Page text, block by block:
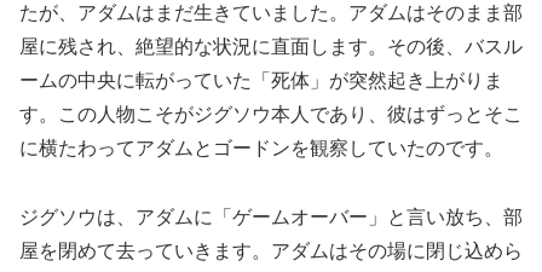
たが、アダムはまだ生きていました。アダムはそのまま部
屋に残され、絶望的な状況に直面します。その後、バスル
ームの中央に転がっていた「死体」が突然起き上がりま
す。この人物こそがジグソウ本人であり、彼はずっとそこ
に横たわってアダムとゴードンを観察していたのです。
ジグソウは、アダムに「ゲームオーバー」と言い放ち、部
屋を閉めて去っていきます。アダムはその場に閉じ込めら